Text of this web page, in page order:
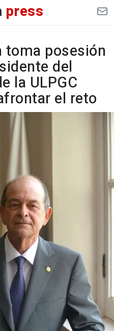
press
posesión
del
la ULPGC
el reto